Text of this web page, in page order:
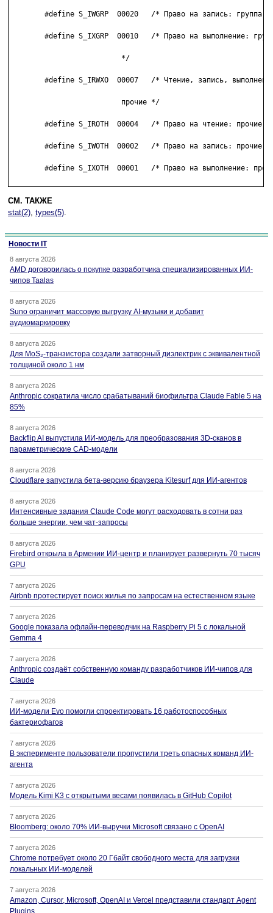
#define S_IWGRP  00020   /* Право на запись: группа
#define S_IXGRP  00010   /* Право на выполнение:
                          */
#define S_IRWXO  00007   /* Чтение, запись,
                          прочие */
#define S_IROTH  00004   /* Право на чтение: прочие
#define S_IWOTH  00002   /* Право на запись: прочие
#define S_IXOTH  00001   /* Право на выполнение:
СМ. ТАКЖЕ
stat(2), types(5).
Новости IT
8 августа 2026
AMD договорилась о покупке разработчика специализированных ИИ-
чипов Taalas
8 августа 2026
Suno ограничит массовую выгрузку AI-музыки и добавит
аудиомаркировку
8 августа 2026
Для MoS₂-транзистора создали затворный диэлектрик с эквивалентной
толщиной около 1 нм
8 августа 2026
Anthropic сократила число срабатываний биофильтра Claude Fable 5 на
85%
8 августа 2026
Backflip AI выпустила ИИ-модель для преобразования 3D-сканов в
параметрические CAD-модели
8 августа 2026
Cloudflare запустила бета-версию браузера Kitesurf для ИИ-агентов
8 августа 2026
Интенсивные задания Claude Code могут расходовать в сотни раз
больше энергии, чем чат-запросы
8 августа 2026
Firebird открыла в Армении ИИ-центр и планирует развернуть 70 тысяч
GPU
7 августа 2026
Airbnb протестирует поиск жилья по запросам на естественном языке
7 августа 2026
Google показала офлайн-переводчик на Raspberry Pi 5 с локальной
Gemma 4
7 августа 2026
Anthropic создаёт собственную команду разработчиков ИИ-чипов для
Claude
7 августа 2026
ИИ-модели Evo помогли спроектировать 16 работоспособных
бактериофагов
7 августа 2026
В эксперименте пользователи пропустили треть опасных команд ИИ-
агента
7 августа 2026
Модель Kimi K3 с открытыми весами появилась в GitHub Copilot
7 августа 2026
Bloomberg: около 70% ИИ-выручки Microsoft связано с OpenAI
7 августа 2026
Chrome потребует около 20 Гбайт свободного места для загрузки
локальных ИИ-моделей
7 августа 2026
Amazon, Cursor, Microsoft, OpenAI и Vercel представили стандарт Agent
Plugins